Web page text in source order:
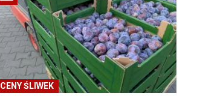
CENY ŚLIWEK